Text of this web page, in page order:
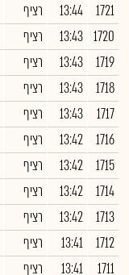
1721
13:44 רציף
1720
13:43 רציף
1719
13:43 רציף
1718
13:43 רציף
1717
13:43 רציף
1716
13:42 רציף
1715
13:42 רציף
1714
13:42 רציף
1713
13:42 רציף
1712
13:41 רציף
1711
13:41 רציף